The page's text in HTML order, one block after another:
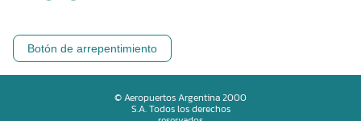
Botón de arrepentimiento
© Aeropuertos Argentina 2000
S.A. Todos los derechos